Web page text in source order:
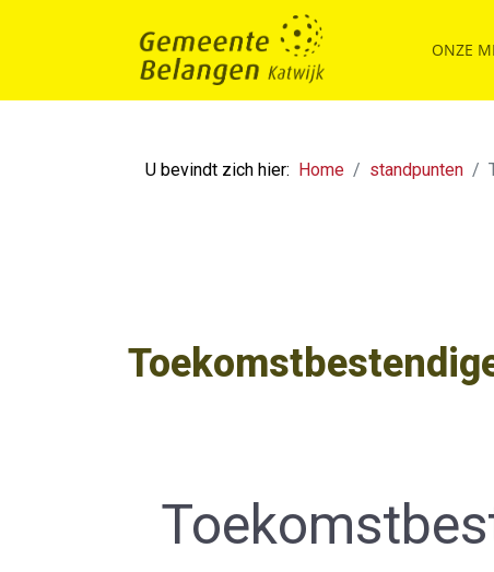
ONZE
U bevindt zich hier: Home standpunten